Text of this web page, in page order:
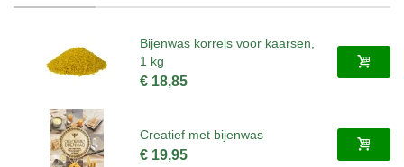
Bijenwas korrels voor kaarsen,
1 kg
€ 18,85
Creatief met bijenwas
€ 19,95